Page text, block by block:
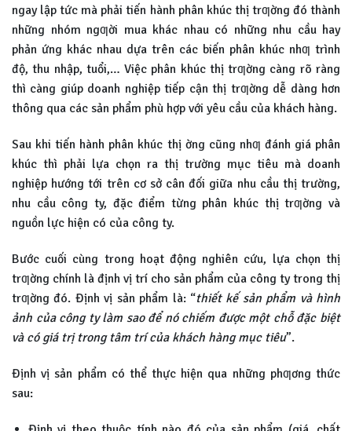
ngay lập tức mà phải tiến hành phân khúc thị trƣờng đó thành
những nhóm ngƣời mua khác nhau có những nhu cầu hay
phản ứng khác nhau dựa trên các biến phân khúc nhƣ trình
độ, thu nhập, tuổi,… Việc phân khúc thị trƣờng càng rõ ràng
thì càng giúp doanh nghiệp tiếp cận thị trƣờng dễ dàng hơn
thông qua các sản phẩm phù hợp với yêu cầu của khách hàng.
Sau khi tiến hành phân khúc thị ờng cũng nhƣ đánh giá phân
khúc thì phải lựa chọn ra thị trường mục tiêu mà doanh
nghiệp hướng tới trên cơ sở cân đối giữa nhu cầu thị trường,
nhu cầu công ty, đặc điểm từng phân khúc thị trƣờng và
nguồn lực hiện có của công ty.
Bước cuối cùng trong hoạt động nghiên cứu, lựa chọn thị
trƣờng chính là định vị trí cho sản phẩm của công ty trong thị
trƣờng đó. Định vị sản phẩm là: “thiết kế sản phẩm và hình
ảnh của công ty làm sao để nó chiếm được một chỗ đặc biệt
và có giá trị trong tâm trí của khách hàng mục tiêu”.
Định vị sản phẩm có thể thực hiện qua những phƣơng thức
sau: